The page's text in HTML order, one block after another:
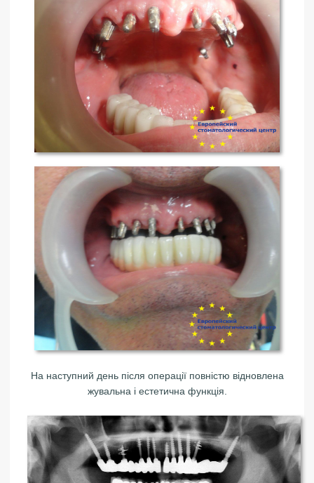
На наступний день після операції повністю відновлена
жувальна і естетична функція.